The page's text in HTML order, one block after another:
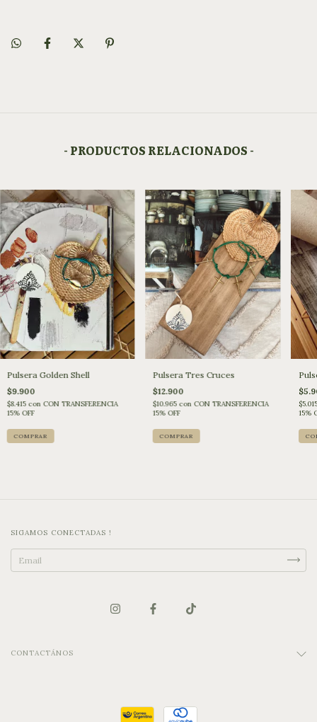
- PRODUCTOS RELACIONADOS -
Pulsera Golden Shell
$9.900
$8.415 con CON TRANSFERENCIA
15% OFF
Pulsera Tres Cruces
$12.900
$10.965 con CON TRANSFERENCIA
15% OFF
15%
SIGAMOS CONECTADAS !
CONTACTÁNOS